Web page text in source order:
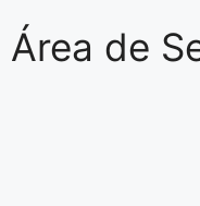
Área de